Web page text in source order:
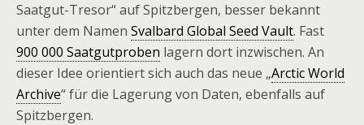
Saatgut-Tresor“ auf Spitzbergen, besser bekannt
unter dem Namen Svalbard Global Seed Vault. Fast
900 000 Saatgutproben lagern dort inzwischen. An
dieser Idee orientiert sich auch das neue „Arctic World
Archive“ für die Lagerung von Daten, ebenfalls auf
Spitzbergen.